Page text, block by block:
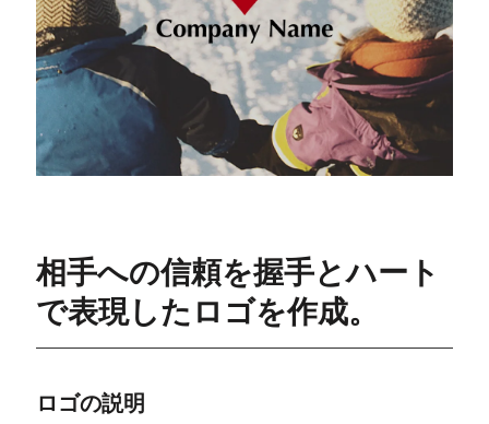
相手への信頼を握手とハート
で表現したロゴを作成。
ロゴの説明